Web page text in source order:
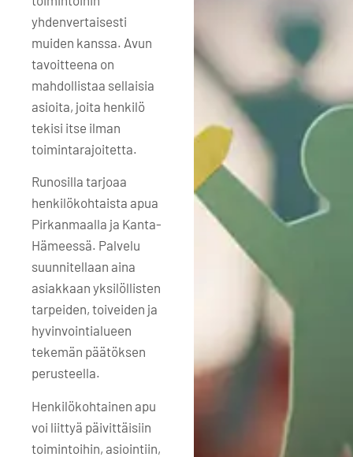
yhdenvertaisesti
muiden kanssa. Avun
tavoitteena on
mahdollistaa sellaisia
asioita, joita henkilö
tekisi itse ilman
toimintarajoitetta.
Runosilla tarjoaa
henkilökohtaista apua
Pirkanmaalla ja Kanta-
Hämeessä. Palvelu
suunnitellaan aina
asiakkaan yksilöllisten
tarpeiden, toiveiden ja
hyvinvointialueen
tekemän päätöksen
perusteella.
Henkilökohtainen apu
voi liittyä päivittäisiin
toimintoihin, asiointiin,